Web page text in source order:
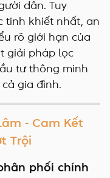
dân. Tuy
tinh khiết nhất, an
rõ giới hạn của
giải pháp lọc
tư thông minh
gia đình.
- Cam Kết
Trội
phối chính